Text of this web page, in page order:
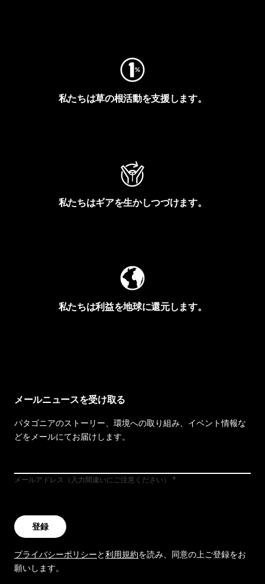
私たちは草の根活動を支援します。
私たちはギアを生かしつづけます。
私たちは利益を地球に還元します。
メールニュースを受け取る
パタゴニアのストーリー、環境への取り組み、イベント情報な
どをメールにてお届けします。
メールアドレス（入力間違いにご注意ください）
登録
プライバシーポリシーと利用規約を読み、同意の上ご登録をお
願いします。